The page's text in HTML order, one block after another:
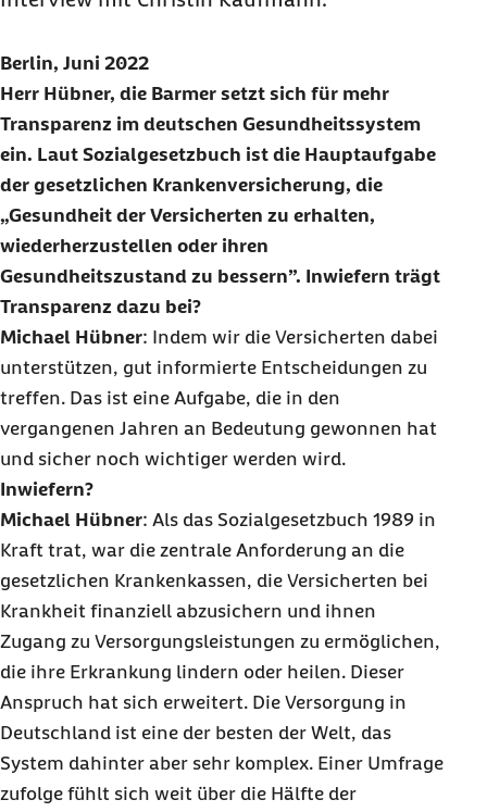
Berlin, Juni 2022
Herr Hübner, die Barmer setzt sich für mehr
Transparenz im deutschen Gesundheitssystem
ein. Laut Sozialgesetzbuch ist die Hauptaufgabe
der gesetzlichen Krankenversicherung, die
„Gesundheit der Versicherten zu erhalten,
wiederherzustellen oder ihren
Gesundheitszustand zu bessern”. Inwiefern trägt
Transparenz dazu bei?
Michael Hübner: Indem wir die Versicherten dabei
unterstützen, gut informierte Entscheidungen zu
treffen. Das ist eine Aufgabe, die in den
vergangenen Jahren an Bedeutung gewonnen hat
und sicher noch wichtiger werden wird.
Inwiefern?
Michael Hübner: Als das Sozialgesetzbuch 1989 in
Kraft trat, war die zentrale Anforderung an die
gesetzlichen Krankenkassen, die Versicherten bei
Krankheit finanziell abzusichern und ihnen
Zugang zu Versorgungsleistungen zu ermöglichen,
die ihre Erkrankung lindern oder heilen. Dieser
Anspruch hat sich erweitert. Die Versorgung in
Deutschland ist eine der besten der Welt, das
System dahinter aber sehr komplex. Einer Umfrage
zufolge fühlt sich weit über die Hälfte der